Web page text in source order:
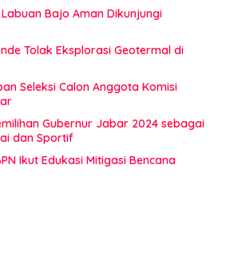
Labuan Bajo Aman Dikunjungi
Tolak Eksplorasi Geotermal di
Seleksi Calon Anggota Komisi
Gubernur Jabar 2024 sebagai
dan Sportif
Ikut Edukasi Mitigasi Bencana